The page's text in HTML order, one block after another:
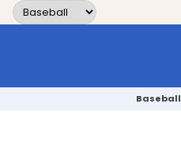
Skip to content
Baseball